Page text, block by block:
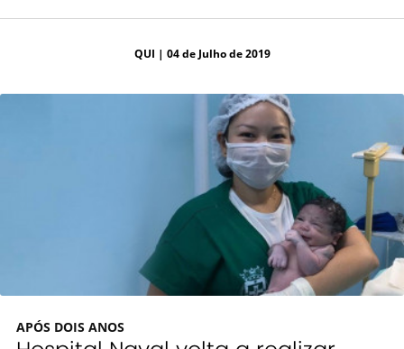
QUI | 04 de Julho de 2019
APÓS DOIS ANOS